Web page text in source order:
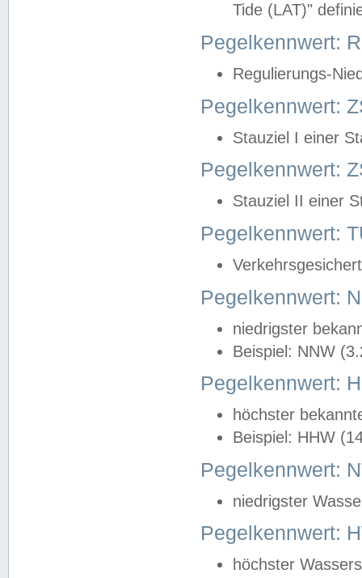
Tide (LAT)"
Pegelkennwert:
Regulierungs-
Pegelkennwert:
Stauziel I einer
Pegelkennwert:
Stauziel II einer
Pegelkennwert:
Pegelkennwert:
niedrigster
Beispiel: NNW
Pegelkennwert:
höchster
Beispiel: HHW
Pegelkennwert:
niedrigster
Pegelkennwert:
höchster